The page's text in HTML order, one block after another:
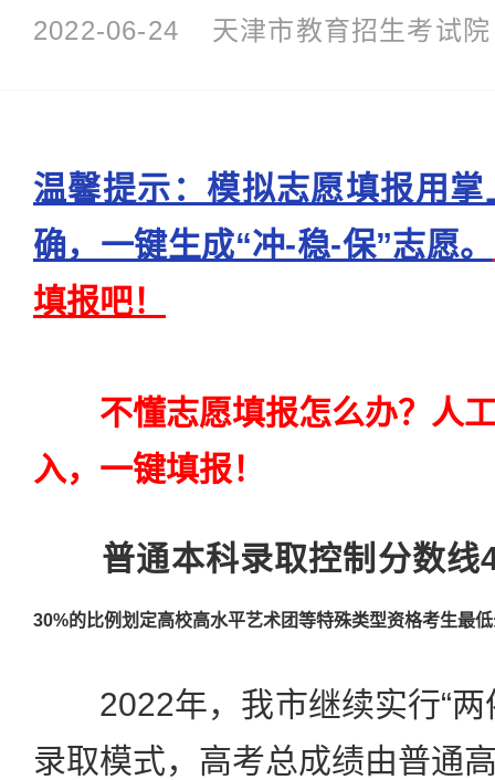
2022-06-24 天津市教育招生考试院
温馨提示：模拟志愿填报用
确，一键生成“冲-稳-保”志愿。
填报吧！
不懂志愿填报怎么办？人
入，一键填报！
普通本科录取控制分数线
30%的比例划定高校高水平艺术团等特殊类型资格考生最
2022年，我市继续实行“两
录取模式，高考总成绩由普通